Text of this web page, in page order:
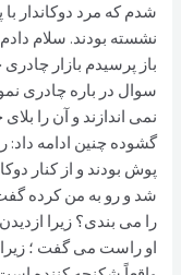
شدم که مرد دوکاندار
نشسته بودند. سلام
باز پرسیدم بازار
سوال در باره چادری
نمی اندازند و آن را
گشوده چنین ادامه
پوش بودند و از کنار
شد و رو به من کرده
را می بندی؟ زیرا
او راست می گفت ؛